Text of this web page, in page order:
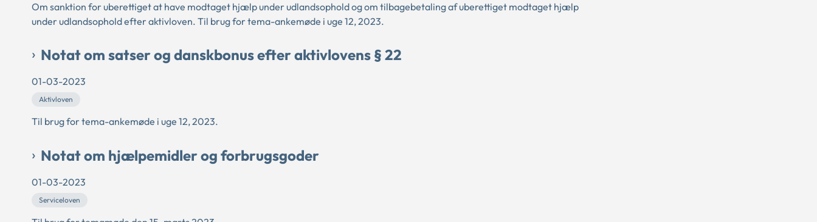
Om sanktion for uberettiget at have modtaget hjælp under udlandsophold og om tilbagebetaling af uberettiget modtaget hjælp
under udlandsophold efter aktivloven. Til brug for tema-ankemøde i uge 12, 2023.
Notat om satser og danskbonus efter aktivlovens § 22
01-03-2023
Aktivloven
Til brug for tema-ankemøde i uge 12, 2023.
Notat om hjælpemidler og forbrugsgoder
01-03-2023
Serviceloven